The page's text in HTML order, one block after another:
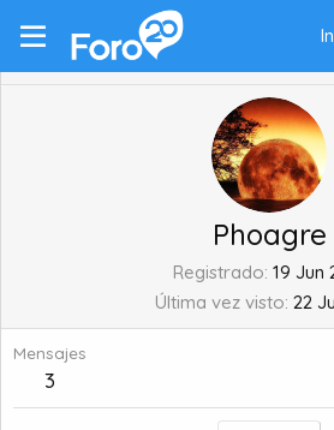
Phoagre
Registrado 19 Jun
Última vez visto 22
Mensajes
3